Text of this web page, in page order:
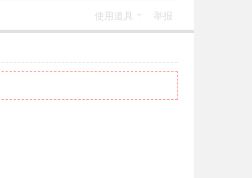
使用道具 举报